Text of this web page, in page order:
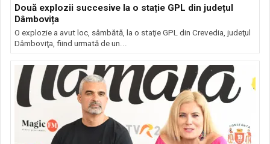
Două explozii succesive la o stație GPL din județul
Dâmbovița
O explozie a avut loc, sâmbătă, la o staţie GPL din Crevedia, judeţul
Dâmboviţa, fiind urmată de un...